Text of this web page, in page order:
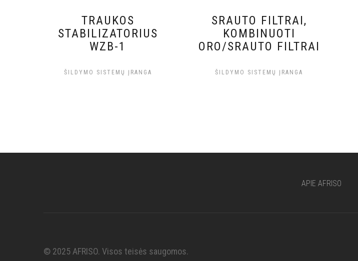
TRAUKOS
STABILIZATORIUS
WZB-1
ŠILDYMO SISTEMŲ ĮRANGA
SRAUTO FILTRAI,
KOMBINUOTI
ORO/SRAUTO FILTRAI
ŠILDYMO SISTEMŲ ĮRANGA
APIE AFRISO
© 2025 AFRISO. Visos teisės saugomos.